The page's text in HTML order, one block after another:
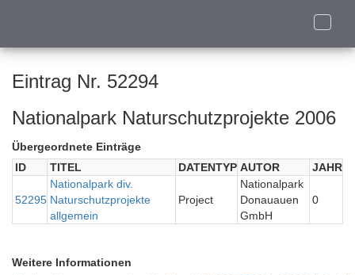
Toggle
Eintrag Nr. 52294
Nationalpark Naturschutzprojekte 2006
Übergeordnete Einträge
ID
TITEL DATENTYP AUTOR JAHR
52295
Nationalpark div.
Naturschutzprojekte
allgemein
Project
Nationalpark
Donauauen
GmbH
0
Weitere Informationen